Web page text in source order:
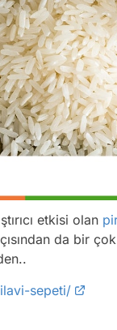
etkisi olan
da bir
sepeti/